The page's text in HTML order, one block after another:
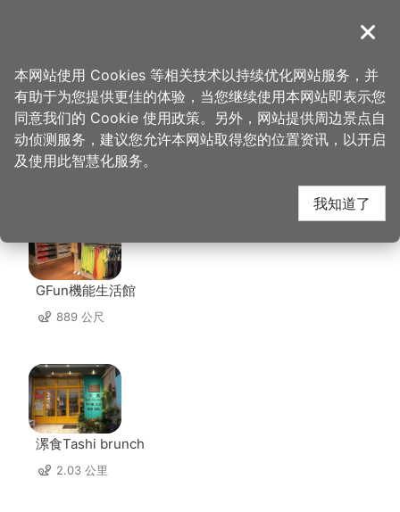
導覽
首页 > 想去的地方 > 美食、购物 > 上赞美食
上赞美食 周边店家
GFun機能生活館
889 公尺
漯食Tashi brunch
2.03 公里
关闭
本网站使用 Cookies 等相关技术以持续优化网站服务，并
有助于为您提供更佳的体验，当您继续使用本网站即表示您
同意我们的 Cookie 使用政策。另外，网站提供周边景点自
动侦测服务，建议您允许本网站取得您的位置资讯，以开启
及使用此智慧化服务。
我知道了